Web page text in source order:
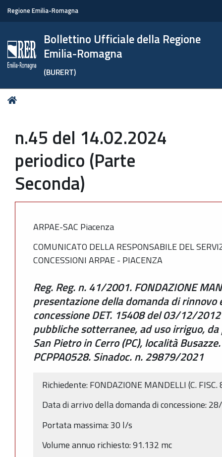
Regione Emilia-Romagna
Bollettino Ufficiale della Regione
Emilia-Romagna
(BURERT)
Tu
n.45 del 14.02.2024
periodico (Parte
Seconda)
ARPAE-SAC Piacenza
COMUNICATO DELLA RESPONSABILE DEL
CONCESSIONI ARPAE - PIACENZA
Reg. Reg. n. 41/2001. FONDAZIONE
presentazione della domanda di
concessione DET. 15408 del 03/12/
pubbliche sotterranee, ad uso irriguo,
San Pietro in Cerro (PC), località
PCPPA0528. Sinadoc. n. 29879/2021
Richiedente: FONDAZIONE MANDELLI (C.
Data di arrivo della domanda di concessione:
Portata massima: 30 l/s
Volume annuo richiesto: 91.132 mc